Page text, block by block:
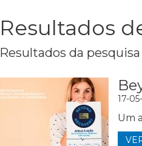
Resultados
Resultados da pesquisa
17-
Um